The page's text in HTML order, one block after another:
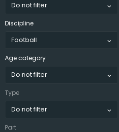
Do not filter
Discipline
Football
Age category
Do not filter
Type
Do not filter
Part